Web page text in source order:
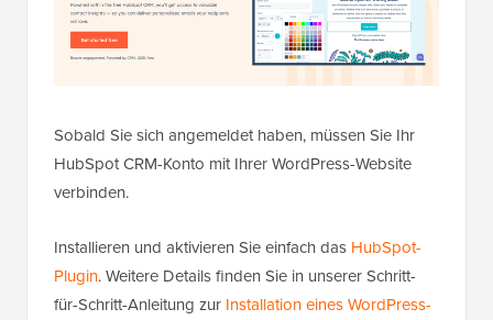
Sobald Sie sich angemeldet haben, müssen Sie Ihr
HubSpot CRM-Konto mit Ihrer WordPress-Website
verbinden.
Installieren und aktivieren Sie einfach das HubSpot-
Plugin. Weitere Details finden Sie in unserer Schritt-
für-Schritt-Anleitung zur Installation eines WordPress-